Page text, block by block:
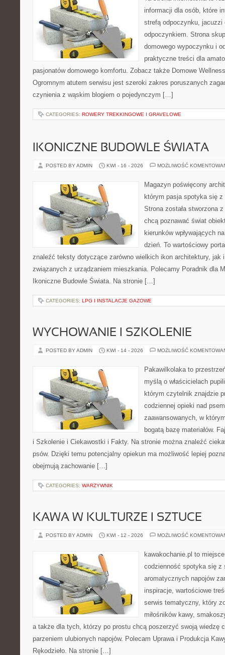
informacji dla osób, które
strefą odpoczynku, jacuzzi
odpoczynkiem. Strona
domowego wypoczynku i
praktyczne treści dla
pasjonatów domowego komfortu. Zobacz także Domowe
Ogromnym atutem serwisu jest szeroki zakres poruszanych
czynienia z wąskim blogiem o pojedynczym […]
CATEGORIES: ROWERY TREKKINGOWE I GRAVELOWE
IKONICZNE BUDOWLE ŚWIATA
POSTED BY ADMIN KWI - 16 - 2026 MOŻLIWOŚĆ
Magazyn poświęcony
którym pasja spotyka się
Strona została stworzona
chcą poznawać świat
kierunków wpływających
dzień. To wartościowy
znaleźć teksty dotyczące zarówno wielkich ikon architektury, jak
związanych z urządzaniem mieszkania. Polecamy Poradnik dla
Ikoniczne Budowle Świata. Na stronie […]
CATEGORIES: LPG I INSTALACJE GAZOWE
WYCHOWANIE I SZKOLENIE
POSTED BY ADMIN KWI - 14 - 2026 MOŻLIWOŚĆ
Pakawilkolaka to
myślą o właścicielach
którym czytelnik znajdzie
codziennej opieki nad
zaawansowanych, w
bogatą bazę materiałów.
i Szkolenie i Ciekawostki i Fakty. Na stronie można znaleźć
psów. Dzięki temu potencjalny opiekun ma możliwość lepiej
obejmują zachowanie […]
CATEGORIES: WARZYWNIK
KAWA W KULTURZE I SZTUCE
POSTED BY ADMIN KWI - 12 - 2026 MOŻLIWOŚĆ
kawakochanie.pl to
codzienność spotyka się z
aromatycznych napojów
inspiracje, wartościowe
serwis tematyczny, który
miłośników kawy,
a także dla tych, którzy po prostu chcą poszerzyć swoją wiedzę
parzeniem ulubionych napojów. Polecam Uprawa i Produkcja
Rękodzieło. Na stronie […]